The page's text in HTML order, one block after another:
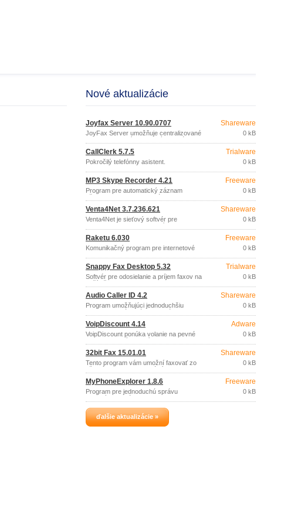
Nové aktualizácie
Joyfax Server 10.90.0707
JoyFax Server umožňuje centralizované
odosielanie a príjem faxových správ v
sieti.
Shareware
0 kB
CallClerk 5.7.5
Pokročilý telefónny asistent.
Trialware
0 kB
MP3 Skype Recorder 4.21
Program pre automatický záznam
všetkej hlasovej komunikácie
realizovanej prostredníctvom Skype.
Freeware
0 kB
Venta4Net 3.7.236.621
Venta4Net je sieťový softvér pre
faxovanie a zasielanie aj príjem
hlasových správ, založený na rovnakej
technológii ako jednoužívateľský
faxovací softvér VentaFax.
Shareware
0 kB
Raketu 6.030
Komunikačný program pre internetové
konferenčných hovorov, zasielanie SMS
textových správ, chatovanie s užívateľmi
rôznych protokolov (Yahoo, MSN, AIM,
ICQ, Google, Skype), prenášanie
súborov, oznamovanie doručených e-
mailov (Google, Hotmail, Yahoo).
Freeware
0 kB
Snappy Fax Desktop 5.32
Softvér pre odosielanie a príjem faxov na
počítači.
Trialware
0 kB
Audio Caller ID 4.2
Program umožňujúci jednoduchšiu
obsluhu prichádzajúcich telefónnych
hovorov.
Shareware
0 kB
VoipDiscount 4.14
VoipDiscount ponúka volanie na pevné
linky do mnohých krajín „zadarmo“.
Adware
0 kB
32bit Fax 15.01.01
Tento program vám umožní faxovať zo
všetkých windows aplikácií rovnako
ľahko ako keď sa tlačí na tlačiareň.
Shareware
0 kB
MyPhoneExplorer 1.8.6
Program pre jednoduchú správu
mobilných telefónov SonyEricsson a
Android prostredníctvom PC.
Freeware
0 kB
ďalšie aktualizácie »